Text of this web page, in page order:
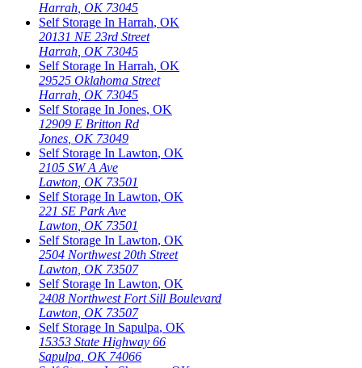
Harrah OK 73045
Self Storage In Harrah, OK
20131 NE 23rd Street
Harrah OK 73045
Self Storage In Harrah, OK
29525 Oklahoma Street
Harrah OK 73045
Self Storage In Jones, OK
12909 E Britton Rd
Jones OK 73049
Self Storage In Lawton, OK
2105 SW A Ave
Lawton OK 73501
Self Storage In Lawton, OK
221 SE Park Ave
Lawton OK 73501
Self Storage In Lawton, OK
2504 Northwest 20th Street
Lawton OK 73507
Self Storage In Lawton, OK
2408 Northwest Fort Sill Boulevard
Lawton OK 73507
Self Storage In Sapulpa, OK
15353 State Highway 66
Sapulpa OK 74066